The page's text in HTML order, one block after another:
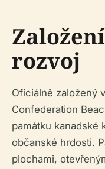
rozvoj
Oficiálně založený
Confederation
památku kanadské
občanské hrdosti.
plochami,